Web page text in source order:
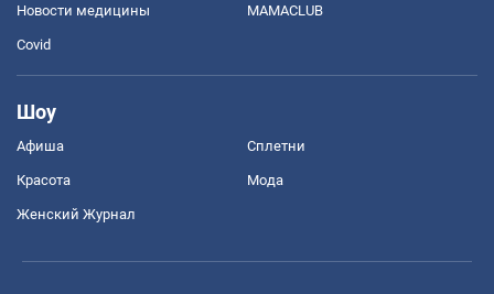
Новости медицины MAMACLUB
Covid
Шоу
Афиша Сплетни
Красота Мода
Женский Журнал